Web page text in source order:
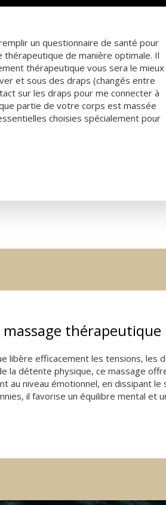
un questionnaire de santé pour
de manière optimale. Il
thérapeutique vous sera le mieux
et sous des draps (changés entre
sur les draps pour me connecter à
partie de votre corps est massée
choisies spécialement pour
thérapeutique
libère efficacement les tensions, les
la détente physique, ce massage
au niveau émotionnel, en dissipant le
il favorise un équilibre mental et